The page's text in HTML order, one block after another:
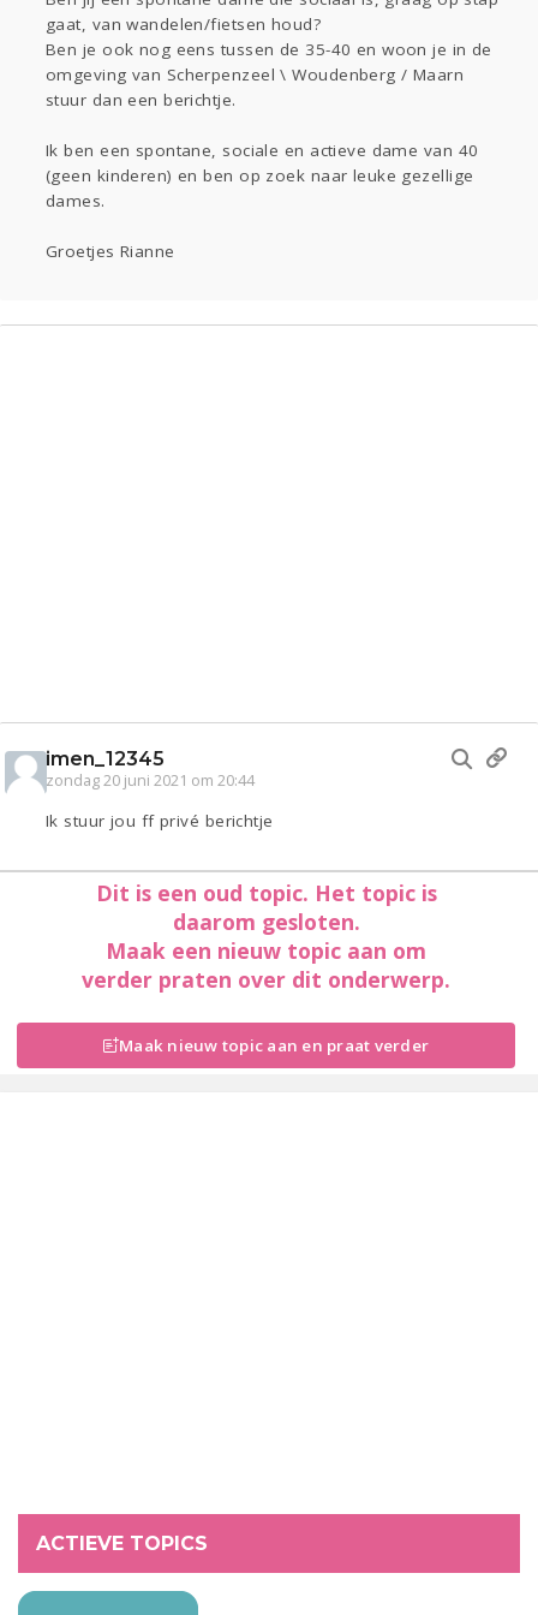
Entertainment
Kinderen
Digi Eten Mode & Beauty
Zwanger
Psyche Thuis Klussen
gaat, van wandelen/fietsen houd?
Ben je ook nog eens tussen de 35-40 en woon je in de
omgeving van Scherpenzeel \ Woudenberg / Maarn
stuur dan een berichtje.
Ik ben een spontane, sociale en actieve dame van 40
(geen kinderen) en ben op zoek naar leuke gezellige
dames.
Groetjes Rianne
imen_12345
zondag 20 juni 2021 om 20:44
Ik stuur jou ff privé berichtje
Dit is een oud topic. Het topic is
daarom gesloten.
Maak een nieuw topic aan om
verder praten over dit onderwerp.
Maak nieuw topic aan en praat verder
ACTIEVE TOPICS